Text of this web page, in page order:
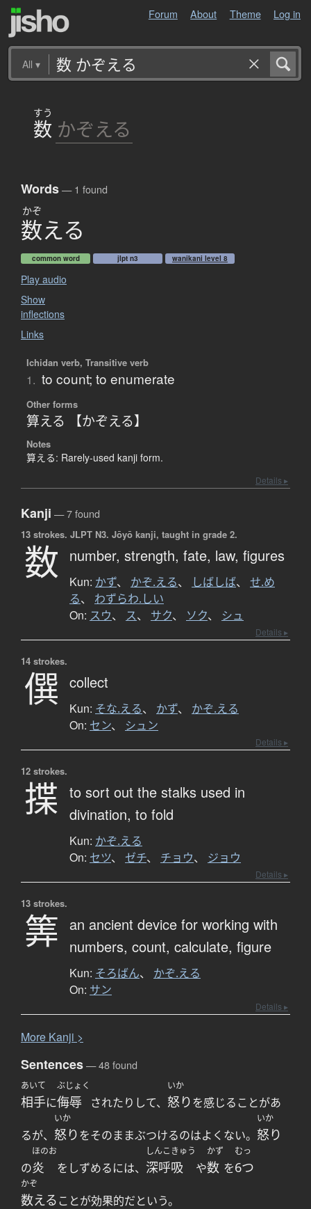
Forum About Theme Log in
All ▾
すう
数 かぞえる
Words— 1 found
かぞ
数える
common word jlpt n3 wanikani level 8
Play audio
Show
inflections
Links
Ichidan verb, Transitive verb
1. to count; to enumerate
Other forms
算える 【かぞえる】
Notes
算える: Rarely-used kanji form.
Details ▸
Kanji — 7 found
13 strokes. JLPT N3. Jōyō kanji, taught in grade 2.
数 number, strength, fate, law, figures
Kun: かず、 かぞ.える、 しばしば、 せ.め
る、 わずらわ.しい
On: スウ、 ス、 サク、 ソク、 シュ
Details ▸
14 strokes.
僎 collect
Kun: そな.える、 かず、 かぞ.える
On: セン、 シュン
Details ▸
12 strokes.
揲 to sort out the stalks used in
divination, to fold
Kun: かぞ.える
On: セツ、 ゼチ、 チョウ、 ジョウ
Details ▸
13 strokes.
筭
an ancient device for working with
numbers, count, calculate, figure
Kun: そろばん、 かぞ.える
On: サン
Details ▸
More Kanji >
Sentences— 48 found
あいて
相手に
ぶじょく
侮辱 されたりして、
いか
怒りを感じることがあ
るが、
いか
怒りをそのままぶつけるのはよくない。
いか
怒り
の
ほのお
炎 をしずめるには、
しんこきゅう
深呼吸 や
かず
数 を
むっ
6つ
かぞ
数えることが効果的だという。